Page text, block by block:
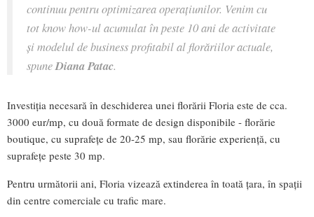
continuu pentru optimizarea operațiunilor. Venim cu
tot know how-ul acumulat în peste 10 ani de activitate
și modelul de business profitabil al florăriilor actuale,
spuneDiana Patac.
Investiția necesară în deschiderea unei florării Floria este de cca.
3000 eur/mp, cu două formate de design disponibile - florărie
boutique, cu suprafețe de 20-25 mp, sau florărie experiență, cu
suprafețe peste 30 mp.
Pentru următorii ani, Floria vizează extinderea în toată țara, în spații
din centre comerciale cu trafic mare.